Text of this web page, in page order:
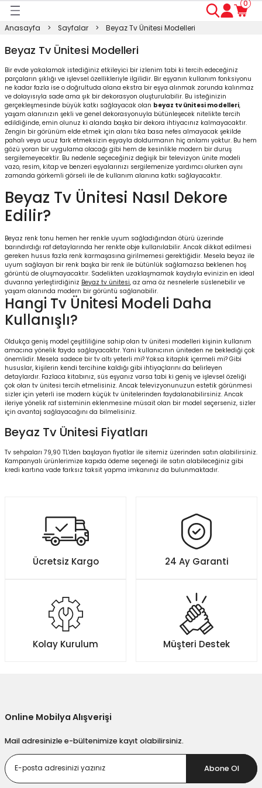
Masası
Dolabı
0
Anasayfa Sayfalar Beyaz Tv Ünitesi Modelleri
Beyaz Tv Ünitesi Modelleri
Bir evde yakalamak istediğiniz etkileyici bir izlenim tabi ki tercih edeceğiniz
parçaların şıklığı ve işlevsel özellikleriyle ilgilidir. Bir eşyanın kullanım fonksiyonu
ne kadar fazla ise o doğrultuda alana ekstra bir eşya alınmak zorunda kalınmaz
ve dolayısıyla sade ama şık bir dekorasyon oluşturulabilir. Bu isteğinizin
gerçekleşmesinde büyük katkı sağlayacak olan beyaz tv ünitesi modelleri,
yaşam alanınızın şekli ve genel dekorasyonuyla bütünleşecek nitelikte tercih
edildiğinde, emin olunuz ki alanda başka bir dekora ihtiyacınız kalmayacaktır.
Zengin bir görünüm elde etmek için alanı tıka basa nefes almayacak şekilde
pahalı veya ucuz fark etmeksizin eşyayla doldurmanın hiç anlamı yoktur. Bu hem
gözü yoran bir uygulama olacağı gibi hem de kesinlikle modern bir duruş
sergilemeyecektir. Bu nedenle seçeceğiniz değişik bir televizyon ünite modeli
vazo, resim, kitap ve benzeri eşyalarınızı sergilemenize yardımcı olurken aynı
zamanda görkemli görseli ile de kullanım alanına katkı sağlayacaktır.
Beyaz Tv Ünitesi Nasıl Dekore
Edilir?
Beyaz renk tonu hemen her renkle uyum sağladığından ötürü üzerinde
barındırdığı raf detaylarında her renkte obje kullanılabilir. Ancak dikkat edilmesi
gereken husus fazla renk karmaşasına girilmemesi gerektiğidir. Mesela beyaz ile
uyum sağlayan bir renk başka bir renk ile bütünlük sağlamazsa beklenen hoş
görüntü de oluşmayacaktır. Sadelikten uzaklaşmamak kaydıyla evinizin en ideal
duvarına yerleştirdiğiniz Beyaz tv ünitesi, az ama öz nesnelerle süslenebilir ve
yaşam alanında modern bir görüntü sağlanabilir.
Hangi Tv Ünitesi Modeli Daha
Kullanışlı?
Oldukça geniş model çeşitliliğine sahip olan tv ünitesi modelleri kişinin kullanım
amacına yönelik fayda sağlayacaktır. Yani kullanıcının üniteden ne beklediği çok
önemlidir. Mesela sadece bir tv altı yeterli mi? Yoksa kitaplık içermeli mi? Gibi
hususlar, kişilerin kendi tercihine kaldığı gibi ihtiyaçlarını da belirleyen
detaylardır. Fazlaca kitabınız, süs eşyanız varsa tabi ki geniş ve işlevsel özeliği
çok olan tv ünitesi tercih etmelisiniz. Ancak televizyonunuzun estetik görünmesi
sizler için yeterli ise modern küçük tv ünitelerinden faydalanabilirsiniz. Ancak
ileriye yönelik raf sisteminin eklenmesine müsait olan bir model seçerseniz, sizler
için avantaj sağlayacağını da bilmelisiniz.
Beyaz Tv Ünitesi Fiyatları
Tv sehpaları 79,90 TL'den başlayan fiyatlar ile sitemiz üzerinden satın alabilirsiniz.
Kampanyalı ürünlerimize kapıda ödeme seçeneği ile satın alabileceğiniz gibi
kredi kartına vade farksız taksit yapma imkanınız da bulunmaktadır.
Ücretsiz Kargo 24 Ay Garanti
Kolay Kurulum Müşteri Destek
Online Mobilya Alışverişi
Mail adresinizle e-bültenimize kayıt olabilirsiniz.
Abone Ol